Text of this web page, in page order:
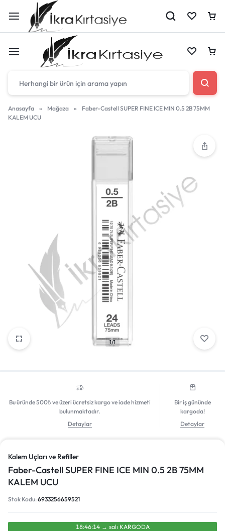
Çantan boş
veya eklenen ürünleri görüntülemek için oturum
açın.
Mağazadaki Yenilikler
Giriş Yap
Çantan boş
veya eklenen ürünleri görüntülemek için oturum
Mağazadaki Yenilikler
Giriş Yap
Anasayfa » Mağaza »
Faber-Castell SUPER FINE ICE MIN 0.5 2B 75MM
KALEM UCU
1/1
Bu üründe 500₺ ve üzeri ücretsiz kargo ve iade hizmeti
bulunmaktadır.
Detaylar
Bir iş gününde
kargoda!
Detaylar
Kalem Uçları ve Refiller
Faber-Castell SUPER FINE ICE MIN 0.5 2B 75MM
KALEM UCU
Stok Kodu:6933256659521
18:46:14→ sali KARGODA